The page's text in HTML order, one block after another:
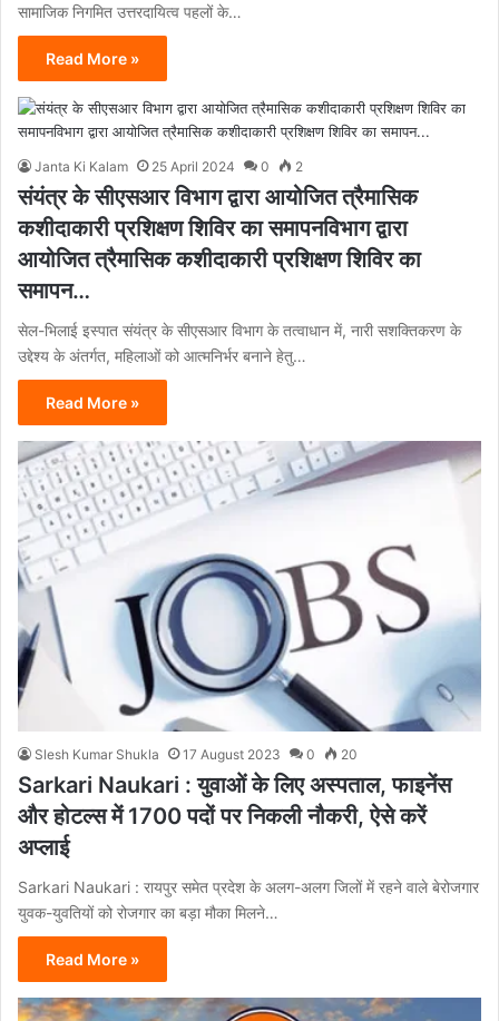
सामाजिक निगमित उत्तरदायित्व पहलों के…
Read More »
Janta Ki Kalam 25 April 2024 0 2
संयंत्र के सीएसआर विभाग द्वारा आयोजित त्रैमासिक
कशीदाकारी प्रशिक्षण शिविर का समापनविभाग द्वारा
आयोजित त्रैमासिक कशीदाकारी प्रशिक्षण शिविर का
समापन…
सेल-भिलाई इस्पात संयंत्र के सीएसआर विभाग के तत्वाधान में, नारी सशक्तिकरण के
उद्देश्य के अंतर्गत, महिलाओं को आत्मनिर्भर बनाने हेतु…
Read More »
Slesh Kumar Shukla 17 August 2023 0 20
Sarkari Naukari : युवाओं के लिए अस्पताल, फाइनेंस
और होटल्स में 1700 पदों पर निकली नौकरी, ऐसे करें
अप्लाई
Sarkari Naukari : रायपुर समेत प्रदेश के अलग-अलग जिलों में रहने वाले बेरोजगार
युवक-युवतियों को रोजगार का बड़ा मौका मिलने…
Read More »